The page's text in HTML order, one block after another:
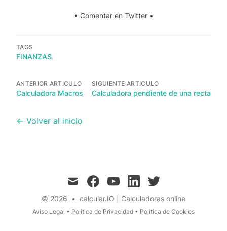
• Comentar en Twitter•
TAGS
FINANZAS
ANTERIOR ARTICULO
Calculadora Macros
SIGUIENTE ARTICULO
Calculadora pendiente de una recta
← Volver al inicio
mail facebookyoutubelinkedintwitter
© 2026 • calcular.IO | Calculadoras online
Aviso Legal • Política de Privacidad • Política de Cookies